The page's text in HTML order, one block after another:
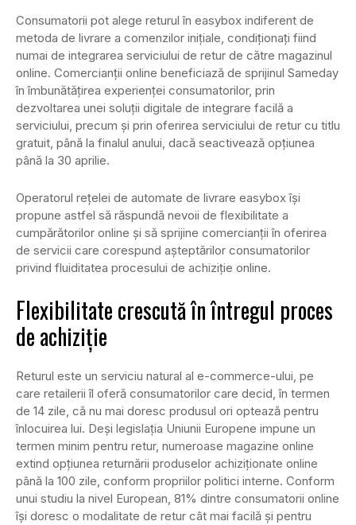
Consumatorii pot alege returul în easybox indiferent de
metoda de livrare a comenzilor inițiale, condiționați fiind
numai de integrarea serviciului de retur de către magazinul
online. Comercianții online beneficiază de sprijinul Sameday
în îmbunătățirea experienței consumatorilor, prin
dezvoltarea unei soluții digitale de integrare facilă a
serviciului, precum și prin oferirea serviciului de retur cu titlu
gratuit, până la finalul anului, dacă seactivează opțiunea
până la 30 aprilie.
Operatorul rețelei de automate de livrare easybox își
propune astfel să răspundă nevoii de flexibilitate a
cumpărătorilor online și să sprijine comercianții în oferirea
de servicii care corespund așteptărilor consumatorilor
privind fluiditatea procesului de achiziție online.
Flexibilitate crescută în întregul proces
de achiziție
Returul este un serviciu natural al e-commerce-ului, pe
care retailerii îl oferă consumatorilor care decid, în termen
de 14 zile, că nu mai doresc produsul ori optează pentru
înlocuirea lui. Deși legislația Uniunii Europene impune un
termen minim pentru retur, numeroase magazine online
extind opțiunea returnării produselor achiziționate online
până la 100 zile, conform propriilor politici interne. Conform
unui studiu la nivel European, 81% dintre consumatorii online
își doresc o modalitate de retur cât mai facilă și pentru